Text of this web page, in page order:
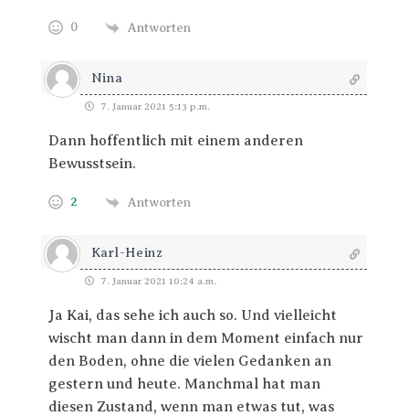
0 Antworten
Nina
7. Januar 2021 5:13 p.m.
Dann hoffentlich mit einem anderen
Bewusstsein.
2 Antworten
Karl-Heinz
7. Januar 2021 10:24 a.m.
Ja Kai, das sehe ich auch so. Und vielleicht
wischt man dann in dem Moment einfach nur
den Boden, ohne die vielen Gedanken an
gestern und heute. Manchmal hat man
diesen Zustand, wenn man etwas tut, was